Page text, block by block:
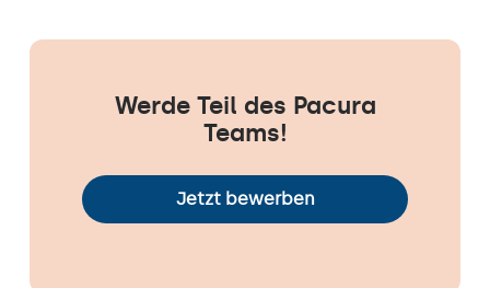
Werde Teil des Pacura
Teams!
Jetzt bewerben